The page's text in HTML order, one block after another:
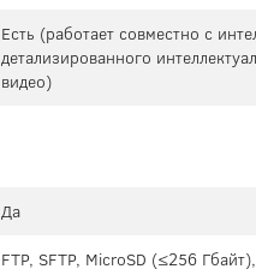
Есть (работает совместно с
детализированного
видео)
Да
FTP, SFTP, MicroSD (≤256